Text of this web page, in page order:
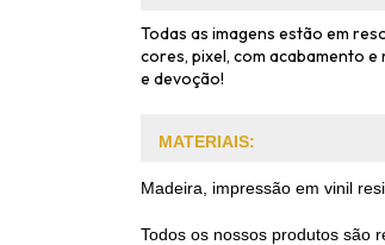
Todas as imagens estão em
cores, pixel, com acabamento
e devoção!
MATERIAIS:
Madeira, impressão em vinil
Todos os nossos produtos são